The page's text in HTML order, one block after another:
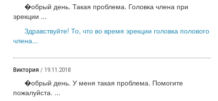
�обрый день. Такая проблема. Головка члена при
эрекции ...
Здравствуйте! То, что во время эрекции головка полового
члена...
Виктория / 19.11.2018
�обрый день. У меня такая проблема. Помогите
пожалуйста. ...